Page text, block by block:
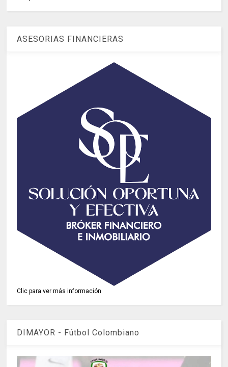
ASESORIAS FINANCIERAS
Clic para ver más información
DIMAYOR - Fútbol Colombiano